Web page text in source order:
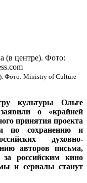
Фото: Ministry of Culture
культуры Ольге
о «крайней
принятия проекта
по сохранению и
духовно-
авторов письма,
российским кино
и сериалы станут